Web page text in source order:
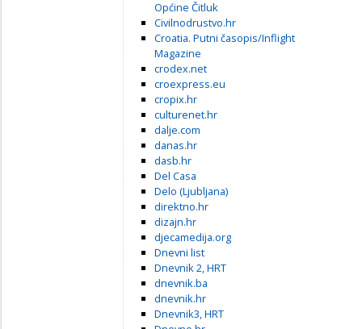
Općine Čitluk
Civilnodrustvo.hr
Croatia. Putni časopis/Inflight
Magazine
crodex.net
croexpress.eu
cropix.hr
culturenet.hr
dalje.com
danas.hr
dasb.hr
Del Casa
Delo (Ljubljana)
direktno.hr
dizajn.hr
djecamedija.org
Dnevni list
Dnevnik 2, HRT
dnevnik.ba
dnevnik.hr
Dnevnik3, HRT